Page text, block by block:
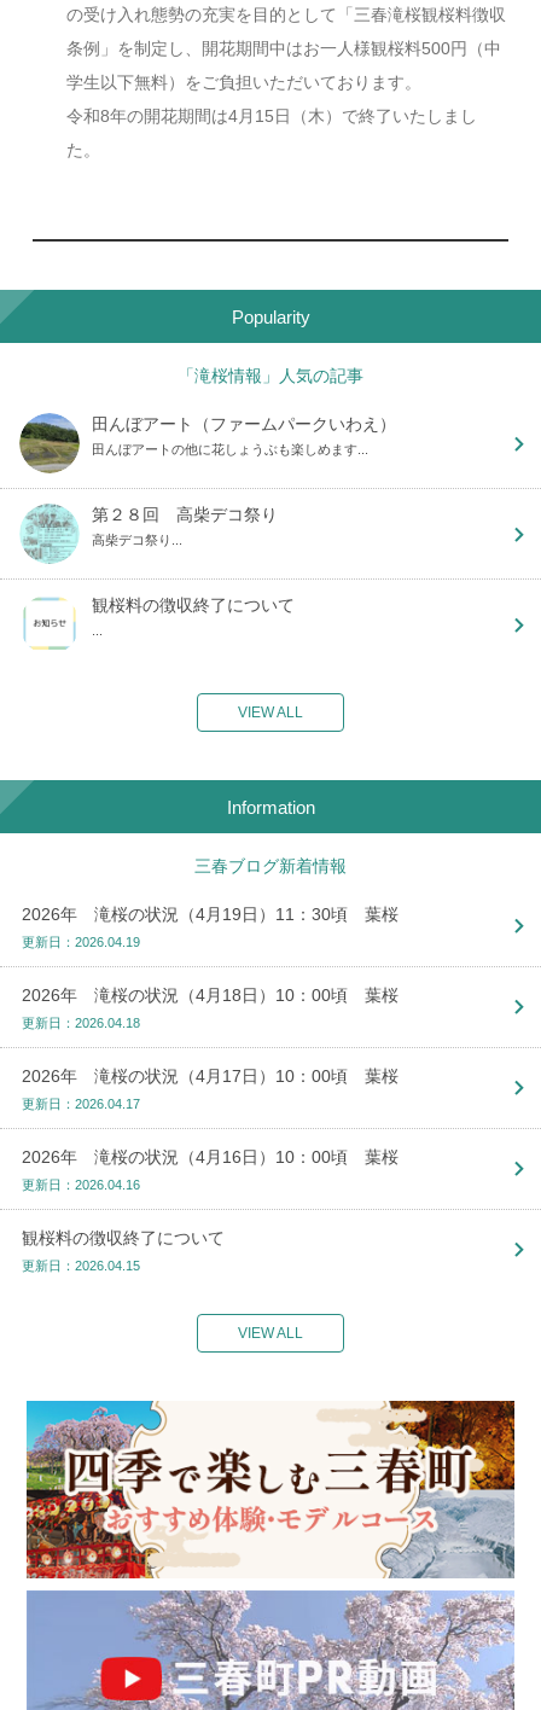
の受け入れ態勢の充実を目的として「三春滝桜観桜料徴収
条例」を制定し、開花期間中はお一人様観桜料500円（中
学生以下無料）をご負担いただいております。
令和8年の開花期間は4月15日（木）で終了いたしまし
た。
Popularity
「滝桜情報」人気の記事
田んぼアート（ファームパークいわえ）
田んぼアートの他に花しょうぶも楽しめます...
第２８回 高柴デコ祭り
高柴デコ祭り...
観桜料の徴収終了について
VIEW ALL
Information
三春ブログ新着情報
2026年 滝桜の状況（4月19日）11：30頃 葉桜
更新日：2026.04.19
2026年 滝桜の状況（4月18日）10：00頃 葉桜
更新日：2026.04.18
2026年 滝桜の状況（4月17日）10：00頃 葉桜
更新日：2026.04.17
2026年 滝桜の状況（4月16日）10：00頃 葉桜
更新日：2026.04.16
観桜料の徴収終了について
更新日：2026.04.15
VIEW ALL